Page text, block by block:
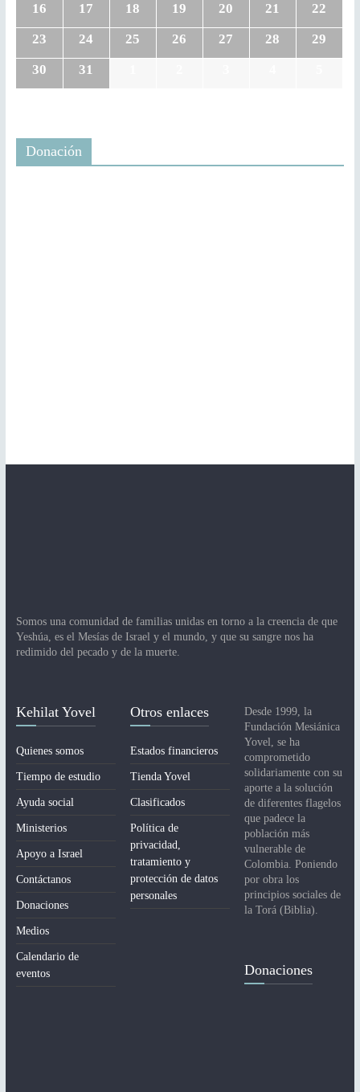
16
17 18 19 20 21
22
23
24 25 26 27 28
29
30
31
Donación
Somos una comunidad de familias unidas en torno a la creencia de que
Yeshúa, es el Mesías de Israel y el mundo, y que su sangre nos ha
redimido del pecado y de la muerte.
Kehilat Yovel
Quienes somos
Tiempo de estudio
Ayuda social
Ministerios
Apoyo a Israel
Contáctanos
Donaciones
Medios
Calendario de
eventos
Otros enlaces
Estados financieros
Tienda Yovel
Clasificados
Política de
privacidad,
tratamiento y
protección de datos
personales
Desde 1999, la
Fundación Mesiánica
Yovel, se ha
comprometido
solidariamente con su
aporte a la solución
de diferentes flagelos
que padece la
población más
vulnerable de
Colombia. Poniendo
por obra los
principios sociales de
la Torá (Biblia).
Donaciones